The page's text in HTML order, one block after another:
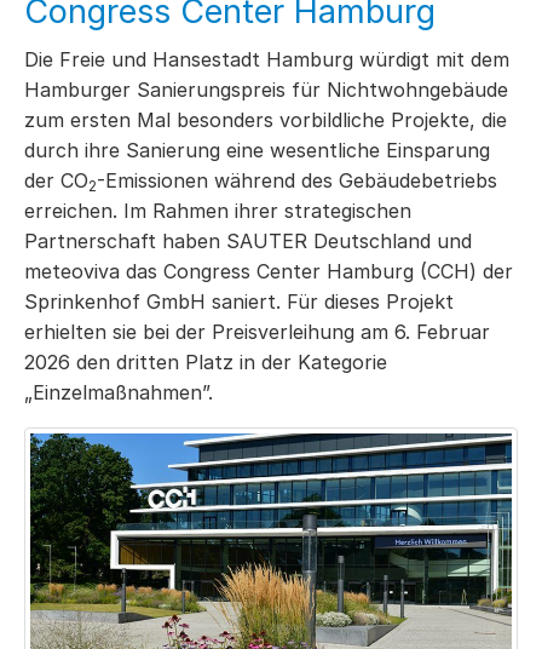
Congress Center Hamburg
Die Freie und Hansestadt Hamburg würdigt mit dem
Hamburger Sanierungspreis für Nichtwohngebäude
zum ersten Mal besonders vorbildliche Projekte, die
durch ihre Sanierung eine wesentliche Einsparung
der CO2-Emissionen während des Gebäudebetriebs
erreichen. Im Rahmen ihrer strategischen
Partnerschaft haben SAUTER Deutschland und
meteoviva das Congress Center Hamburg (CCH) der
Sprinkenhof GmbH saniert. Für dieses Projekt
erhielten sie bei der Preisverleihung am 6. Februar
2026 den dritten Platz in der Kategorie
„Einzelmaßnahmen”.‌